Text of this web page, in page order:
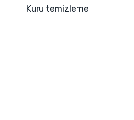
Kuru temizleme